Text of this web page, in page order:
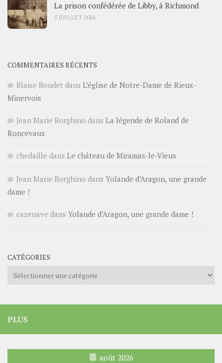
La prison confédérée de Libby, à Richmond
5 JUILLET 2026
COMMENTAIRES RÉCENTS
Blaise Boudet dans L’église de Notre-Dame de Rieux-
Minervois
Jean Marie Borghino dans La légende de Roland de
Roncevaux
chedaille dans Le château de Miramas-le-Vieux
Jean Marie Borghino dans Yolande d’Aragon, une grande
dame !
cazenave dans Yolande d’Aragon, une grande dame !
CATÉGORIES
Catégories
PLUS
août 2026